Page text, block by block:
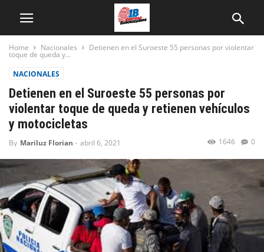
Home Nacionales Detienen en el Suroeste 55 personas por violentar
toque de queda y...
NACIONALES
Detienen en el Suroeste 55 personas por
violentar toque de queda y retienen vehículos
y motocicletas
By Mariluz Florian - abril 6, 2021 0
1646